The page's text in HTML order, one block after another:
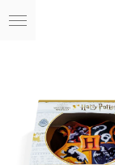
Skip